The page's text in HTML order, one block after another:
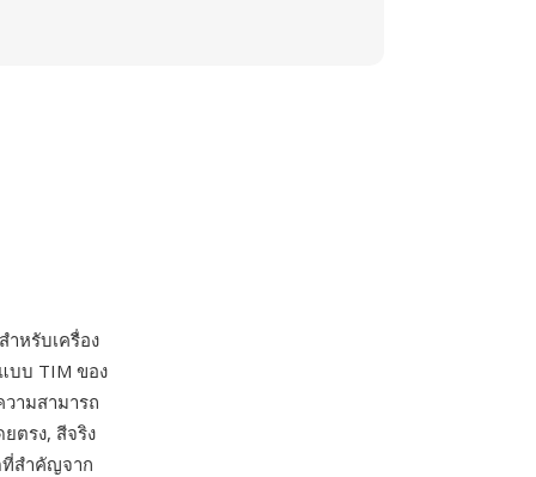
สำหรับเครื่อง
บบ TIM ของ
วามสามารถ
ตรง, สีจริง
ที่สำคัญจาก